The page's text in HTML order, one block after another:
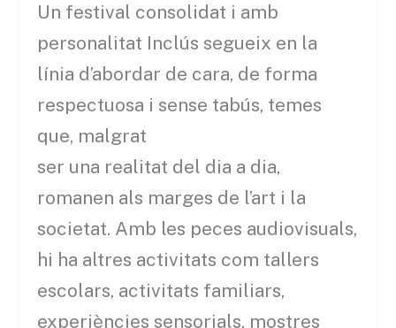
Un festival consolidat i amb
personalitat Inclús segueix en la
línia d’abordar de cara, de forma
respectuosa i sense tabús, temes
que, malgrat
ser una realitat del dia a dia,
romanen als marges de l’art i la
societat. Amb les peces audiovisuals,
hi ha altres activitats com tallers
escolars, activitats familiars,
experiències sensorials, mostres